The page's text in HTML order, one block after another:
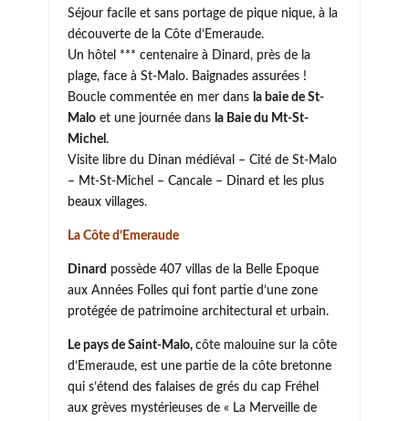
Séjour facile et sans portage de pique nique, à la
découverte de la Côte d’Emeraude.
Un hôtel *** centenaire à Dinard, près de la
plage, face à St-Malo. Baignades assurées !
Boucle commentée en mer dans la baie de St-
Maloet une journée dans la Baie du Mt-St-
Michel .
Visite libre du Dinan médiéval – Cité de St-Malo
– Mt-St-Michel – Cancale – Dinard et les plus
beaux villages.
La Côte d’Emeraude
Dinard possède 407 villas de la Belle Epoque
aux Années Folles qui font partie d’une zone
protégée de patrimoine architectural et urbain.
Le pays de Saint-Malo, côte malouine sur la côte
d’Emeraude, est une partie de la côte bretonne
qui s’étend des falaises de grés du cap Fréhel
aux grèves mystérieuses de « La Merveille de